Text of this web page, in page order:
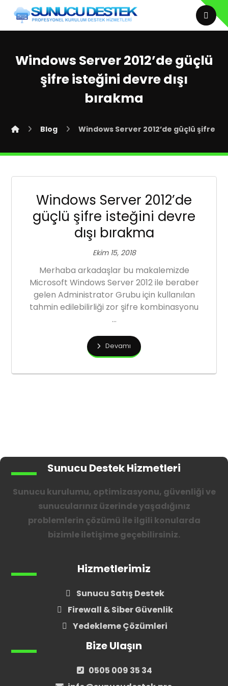
Windows Server 2012’de güçlü
şifre isteğini devre dışı
bırakma
Blog Windows Server 2012’de güçlü şifre
Windows Server 2012’de
güçlü şifre isteğini devre
dışı bırakma
Ekim 15, 2018
Merhaba arkadaşlar bu makalemizde
Microsoft Windows Server 2012 ile beraber
gelen Administrator Grubu için kullanılan
tahmin edilebilirliği zor şifre kombinasyonu
...
Devamı
Sunucu Destek Hizmetleri
Sunucu kurulumu, optimizasyonu, güvenliği ve
sunucularınız üzerinde yaşadığınız
problemlerin çözümü ile ilgili konularda
bizimle iletişime geçebilirsiniz.
Hizmetlerimiz
Sunucu Satış Destek
Firewall & Siber Güvenlik
Yedekleme Çözümleri
Bize Ulaşın
0505 009 35 34